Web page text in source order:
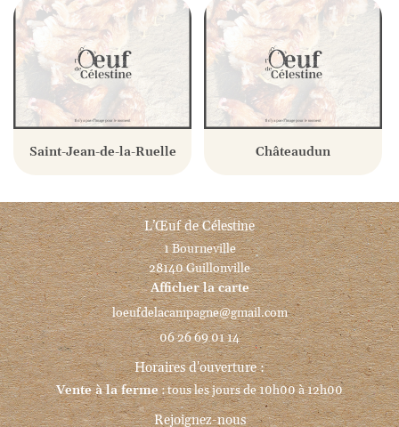
Saint-Jean-de-la-Ruelle Châteaudun
L’Œuf de Célestine
1 Bourneville
28140 Guillonville
Afficher la carte
06 26 69 01 14
Horaires d'ouverture :
Vente à la ferme: tous les jours de 10h00 à 12h00
Rejoignez-nous